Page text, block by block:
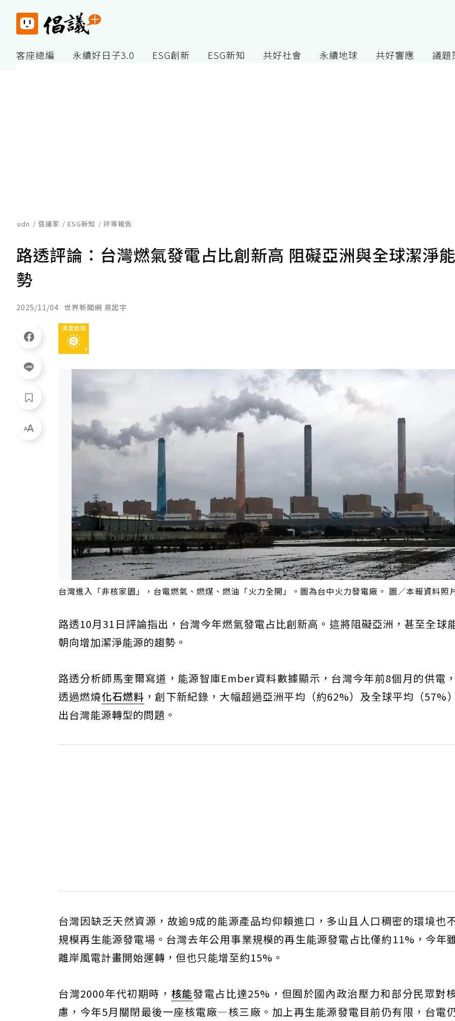
客座總編 永續好日子3.0 ESG創新 ESG新知 共好社會 永續地球 共好響應 議題
udn 倡議家 ESG新知 評等報告
路透評論：台灣燃氣發電占比創新高 阻礙亞洲與全球潔淨
勢
2025/11/04 世界新聞網 易起宇
台灣進入「非核家園」，台電燃氣、燃煤、燃油「火力全開」。圖為台中火力發電廠。 圖／本報資料照
路透10月31日評論指出，台灣今年燃氣發電占比創新高。這將阻礙亞洲，甚至全球
朝向增加潔淨能源的趨勢。
路透分析師馬奎爾寫道，能源智庫Ember資料數據顯示，台灣今年前8個月的供電
透過燃燒化石燃料 ，創下新紀錄，大幅超過亞洲平均（約62%）及全球平均（57%
出台灣能源轉型的問題。
台灣因缺乏天然資源，故逾9成的能源產品均仰賴進口，多山且人口稠密的環境也
規模再生能源發電場。台灣去年公用事業規模的再生能源發電占比僅約11%，今年
離岸風電計畫開始運轉，但也只能增至約15%。
台灣2000年代初期時， 核能發電占比達25%，但囿於國內政治壓力和部分民眾對
慮，今年5月關閉最後一座核電廠—核三廠。加上再生能源發電目前仍有限，台電